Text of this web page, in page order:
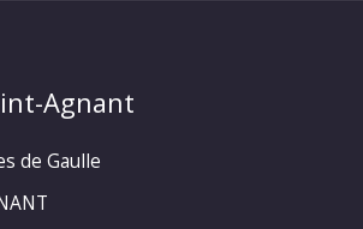
Agnant
de Gaulle